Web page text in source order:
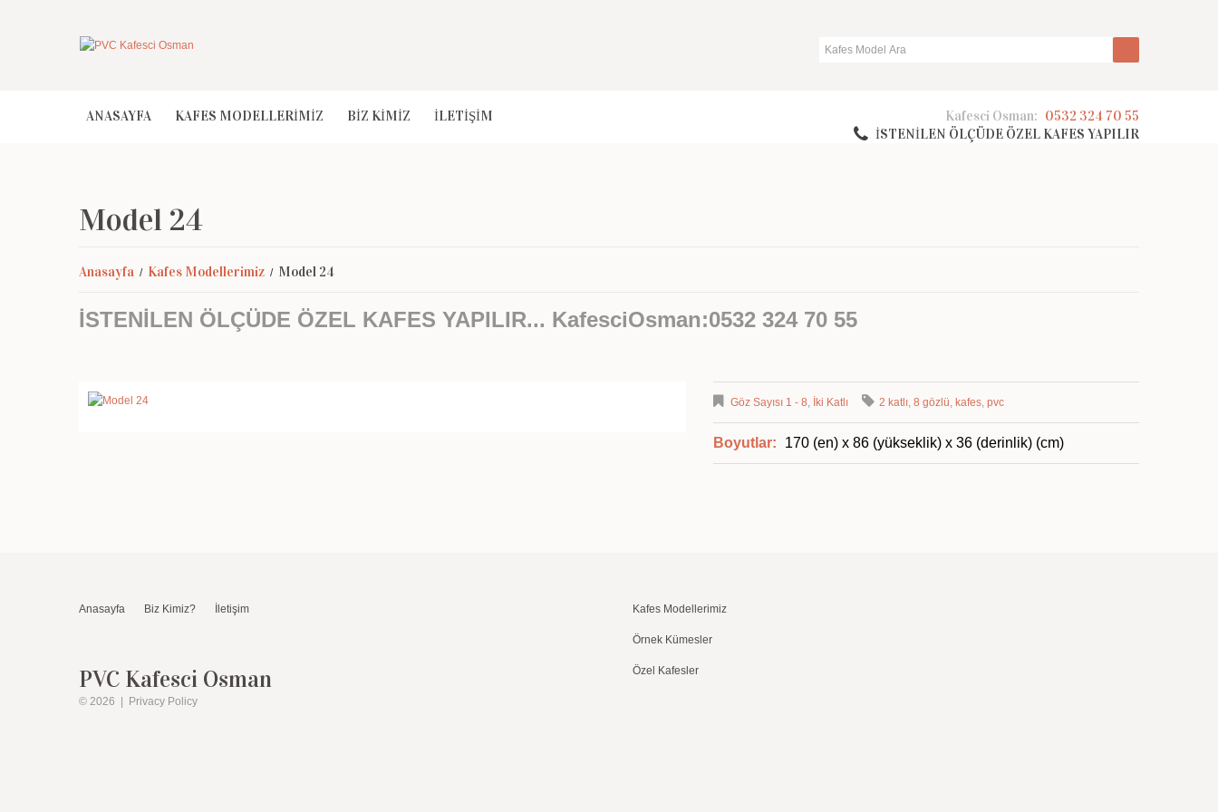
ANASAYFA KAFES MODELLERİMİZ BİZ KİMİZ İLETİŞİM 0532 324 70 55
Kafesci Osman:
İSTENİLEN ÖLÇÜDE ÖZEL KAFES YAPILIR
Model 24
Anasayfa Kafes Modellerimiz Model 24
İSTENİLEN ÖLÇÜDE ÖZEL KAFES YAPILIR... KafesciOsman:0532 324 70 55
Göz Sayısı 1 - 8, İki Katlı 2 katlı, 8 gözlü, kafes, pvc
Boyutlar: 170 (en) x 86 (yükseklik) x 36 (derinlik) (cm)
Anasayfa Biz Kimiz? İletişim
PVC Kafesci Osman
© 2026 | Privacy Policy
Kafes Modellerimiz
Örnek Kümesler
Özel Kafesler